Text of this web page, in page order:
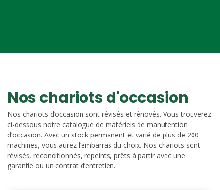
Nos chariots d'occasion
Nos chariots d’occasion sont révisés et rénovés. Vous trouverez
ci-dessous notre catalogue de matériels de manutention
d’occasion. Avec un stock permanent et varié de plus de 200
machines, vous aurez l’embarras du choix. Nos chariots sont
révisés, reconditionnés, repeints, prêts à partir avec une
garantie ou un contrat d’entretien.